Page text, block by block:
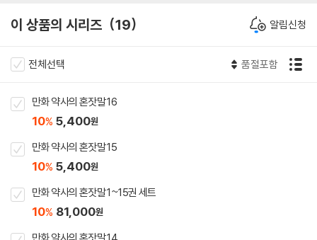
이 상품의 시리즈 19 알림신청
전체선택 품절포함
만화 약사의 혼잣말 16
10% 5,400원
만화 약사의 혼잣말 15
10% 5,400원
만화 약사의 혼잣말 1~15권 세트
10% 81,000원